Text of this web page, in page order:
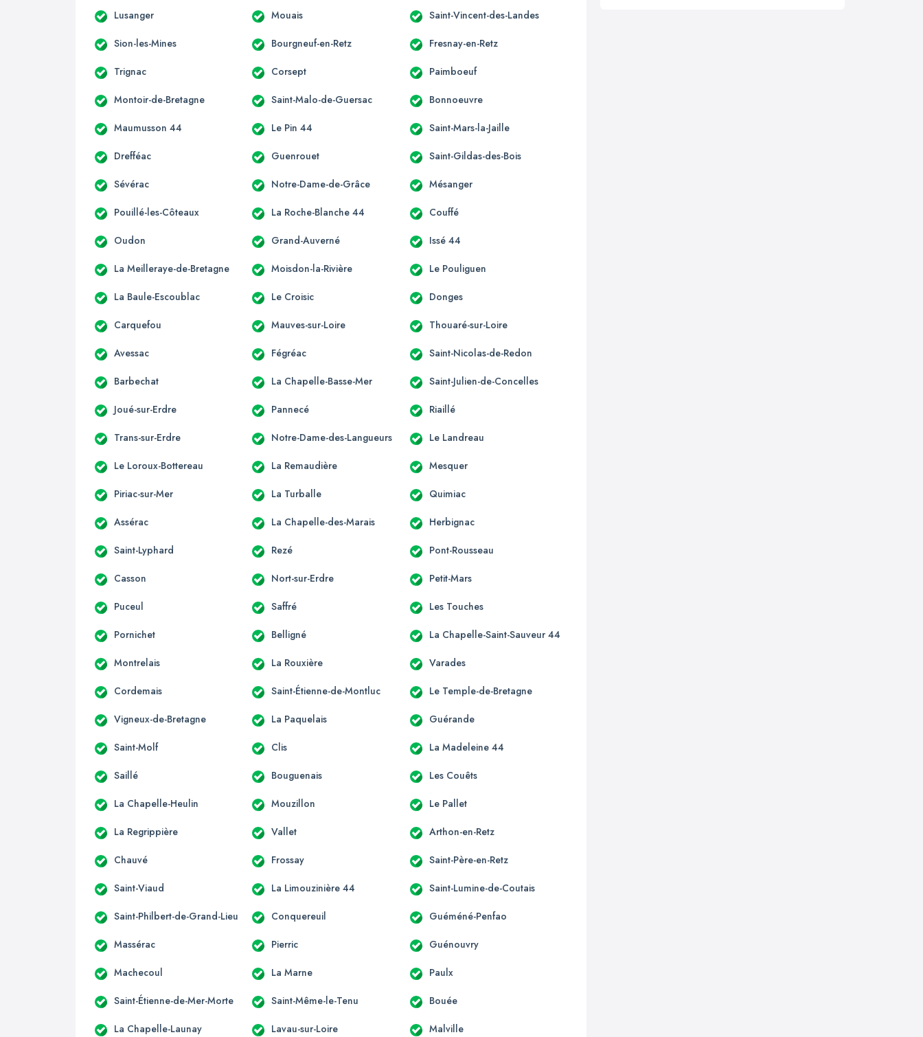
Lusanger Mouais Saint-Vincent-des-Landes
Sion-les-Mines Bourgneuf-en-Retz Fresnay-en-Retz
Trignac Corsept Paimboeuf
Montoir-de-Bretagne Saint-Malo-de-Guersac Bonnoeuvre
Maumusson 44 Le Pin 44 Saint-Mars-la-Jaille
Drefféac Guenrouet Saint-Gildas-des-Bois
Sévérac Notre-Dame-de-Grâce Mésanger
Pouillé-les-Côteaux La Roche-Blanche 44 Couffé
Oudon Grand-Auverné Issé 44
La Meilleraye-de-Bretagne Moisdon-la-Rivière Le Pouliguen
La Baule-Escoublac Le Croisic Donges
Carquefou Mauves-sur-Loire Thouaré-sur-Loire
Avessac Fégréac Saint-Nicolas-de-Redon
Barbechat La Chapelle-Basse-Mer Saint-Julien-de-Concelles
Joué-sur-Erdre Pannecé Riaillé
Trans-sur-Erdre Notre-Dame-des-Langueurs Le Landreau
Le Loroux-Bottereau La Remaudière Mesquer
Piriac-sur-Mer La Turballe Quimiac
Assérac La Chapelle-des-Marais Herbignac
Saint-Lyphard Rezé Pont-Rousseau
Casson Nort-sur-Erdre Petit-Mars
Puceul Saffré Les Touches
Pornichet Belligné La Chapelle-Saint-Sauveur 44
Montrelais La Rouxière Varades
Cordemais Saint-Étienne-de-Montluc Le Temple-de-Bretagne
Vigneux-de-Bretagne La Paquelais Guérande
Saint-Molf Clis La Madeleine 44
Saillé Bouguenais Les Couêts
La Chapelle-Heulin Mouzillon Le Pallet
La Regrippière Vallet Arthon-en-Retz
Chauvé Frossay Saint-Père-en-Retz
Saint-Viaud La Limouzinière 44 Saint-Lumine-de-Coutais
Saint-Philbert-de-Grand-Lieu Conquereuil Guéméné-Penfao
Massérac Pierric Guénouvry
Machecoul La Marne Paulx
Saint-Étienne-de-Mer-Morte Saint-Même-le-Tenu Bouée
La Chapelle-Launay Lavau-sur-Loire Malville